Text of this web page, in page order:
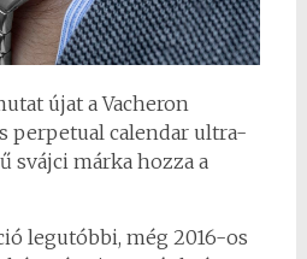
újat a Vacheron
perpetual calendar ultra-
svájci márka hozza a
legutóbbi, még 2016-os